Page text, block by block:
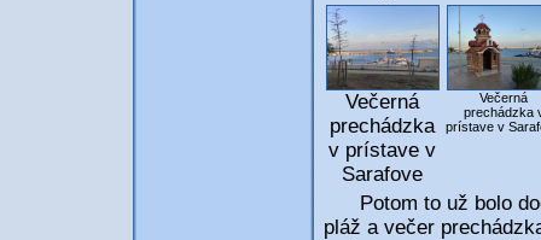
Večerná
prechádzka
v prístave v
Sarafove
Večerná
prechádzka
prístave v
Potom to už bolo
pláž a večer